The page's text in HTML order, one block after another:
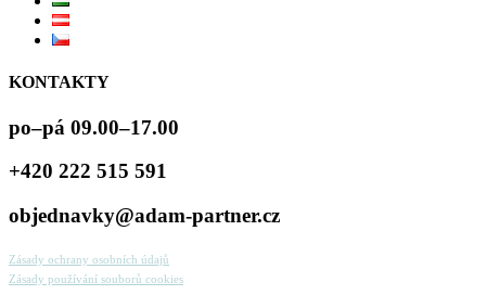
KONTAKTY
po–pá 09.00–17.00
+420 222 515 591
objednavky@adam-partner.cz
Zásady ochrany osobních údajů
Zásady používání souborů cookies